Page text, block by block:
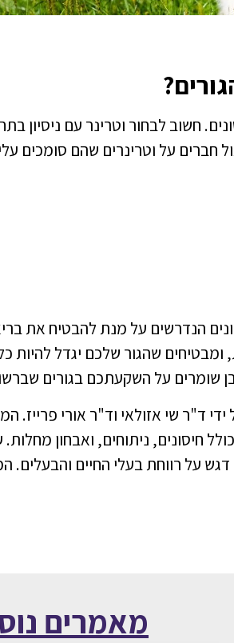
. חשוב לבחור וטרינר עם ניסיון
חברים על וטרינרים שהם סומכים
הנדרשים על מנת להבטיח את
ומבטיחים שהגור שלכם יגדל להיות
שומרים על השקעתכם בגורים
ד"ר שי אזולאי וד"ר אורי פרייז.
חיסונים, ניתוחים, ואבחון
על רווחת בעלי החיים והבעלים.
מאמרים